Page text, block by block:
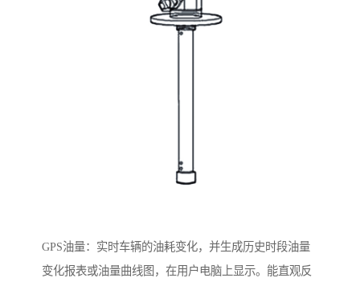
GPS油量：实时车辆的油耗变化，并生成历史时段油量
变化报表或油量曲线图，在用户电脑上显示。能直观反